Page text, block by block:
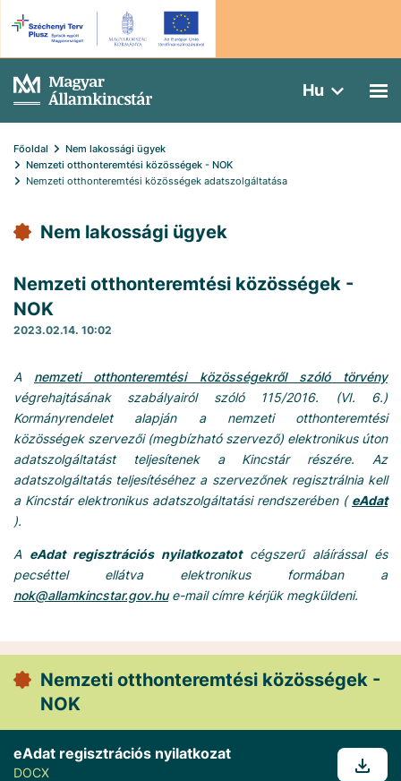
Hu
Főoldal
Nem lakossági ügyek
Nemzeti otthonteremtési közösségek - NOK
Nemzeti otthonteremtési közösségek adatszolgáltatása
Nem lakossági ügyek
Nemzeti otthonteremtési közösségek -
NOK
2023.02.14. 10:02
A nemzeti otthonteremtési közösségekről szóló törvény
végrehajtásának szabályairól szóló 115/2016. (VI. 6.)
Kormányrendelet alapján a nemzeti otthonteremtési
közösségek szervezői (megbízható szervező) elektronikus úton
adatszolgáltatást teljesítenek a Kincstár részére. Az
adatszolgáltatás teljesítéséhez a szervezőnek regisztrálnia kell
a Kincstár elektronikus adatszolgáltatási rendszerében ( eAdat
).
A eAdat regisztrációs nyilatkozatotcégszerű aláírással és
pecséttel ellátva elektronikus formában a
nok@allamkincstar.gov.hue-mail címre kérjük megküldeni.
Nemzeti otthonteremtési közösségek -
NOK
eAdat regisztrációs nyilatkozat
DOCX